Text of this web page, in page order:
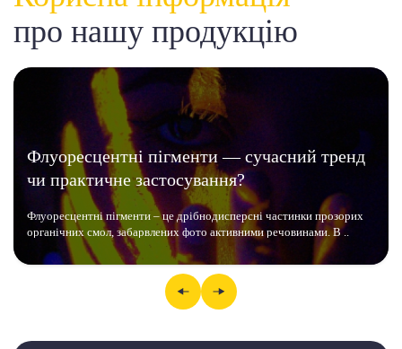
про нашу продукцію
Флуоресцентні пігменти — сучасний тренд
чи практичне застосування?
Флуоресцентні пігменти – це дрібнодисперсні частинки прозорих
органічних смол, забарвлених фото активними речовинами. В ..